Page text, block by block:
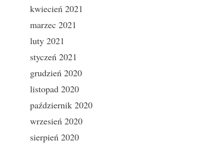
kwiecień 2021
marzec 2021
luty 2021
styczeń 2021
grudzień 2020
listopad 2020
październik 2020
wrzesień 2020
sierpień 2020